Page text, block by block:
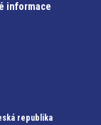
informace
republika